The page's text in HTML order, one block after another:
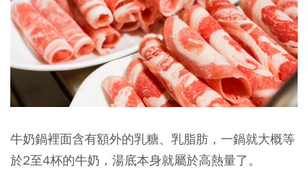
牛奶鍋裡面含有額外的乳糖、乳脂肪，一鍋就大概等
於2至4杯的牛奶，湯底本身就屬於高熱量了。